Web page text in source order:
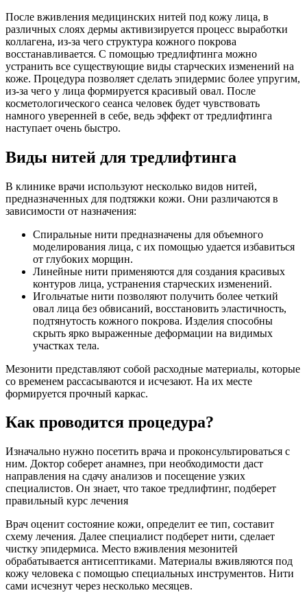
После вживления медицинских нитей под кожу лица, в
различных слоях дермы активизируется процесс выработки
коллагена, из-за чего структура кожного покрова
восстанавливается. С помощью тредлифтинга можно
устранить все существующие виды старческих изменений на
коже. Процедура позволяет сделать эпидермис более упругим,
из-за чего у лица формируется красивый овал. После
косметологического сеанса человек будет чувствовать
намного уверенней в себе, ведь эффект от тредлифтинга
наступает очень быстро.
Виды нитей для тредлифтинга
В клинике врачи используют несколько видов нитей,
предназначенных для подтяжки кожи. Они различаются в
зависимости от назначения:
Спиральные нити предназначены для объемного
моделирования лица, с их помощью удается избавиться
от глубоких морщин.
Линейные нити применяются для создания красивых
контуров лица, устранения старческих изменений.
Игольчатые нити позволяют получить более четкий
овал лица без обвисаний, восстановить эластичность,
подтянутость кожного покрова. Изделия способны
скрыть ярко выраженные деформации на видимых
участках тела.
Мезонити представляют собой расходные материалы, которые
со временем рассасываются и исчезают. На их месте
формируется прочный каркас.
Как проводится процедура?
Изначально нужно посетить врача и проконсультироваться с
ним. Доктор соберет анамнез, при необходимости даст
направления на сдачу анализов и посещение узких
специалистов. Он знает, что такое тредлифтинг, подберет
правильный курс лечения
Врач оценит состояние кожи, определит ее тип, составит
схему лечения. Далее специалист подберет нити, сделает
чистку эпидермиса. Место вживления мезонитей
обрабатывается антисептиками. Материалы вживляются под
кожу человека с помощью специальных инструментов. Нити
сами исчезнут через несколько месяцев.